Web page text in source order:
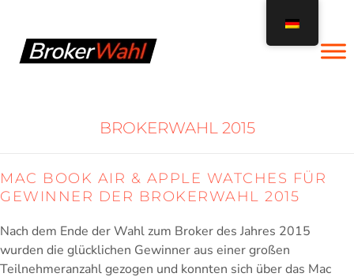
springen
BROKERWAHL 2015
MAC BOOK AIR & APPLE WATCHES FÜR
GEWINNER DER BROKERWAHL 2015
Nach dem Ende der Wahl zum Broker des Jahres 2015
wurden die glücklichen Gewinner aus einer großen
Teilnehmer­anzahl gezogen und konnten sich über das Mac